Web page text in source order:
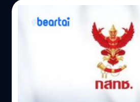
คลื่น 26 GHz ประกาศขึ้นแท่นผู้น
ที่สุดในไทย ครบสุดถึง 7 ย่านความ
ครอบคลุมกว่าทุกการใช้งาน พร้อ
ตลอดกาลของกลุ่มทรู โดยล่าสุด
700MHz ทั่วประเทศไทยก่อนใค
กว่า 10,000 เสาทั่วประเทศ…
ทรู ประกาศให้ลูกค้าทั้งแบ
เดือน ใช้งานแอปฯ “หมอช
ทรูห่วงใยและเข้าใจถึงความกังวล
ท่ามกลางสถานการณ์การแพร่ระบ
ใหม่ จึงร่วมกับ กระทรวงดิจิทัลเพื่